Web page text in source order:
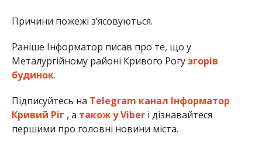
Причини пожежі з’ясовуються.
Раніше Інформатор писав про те, що у
Металургійному районі Кривого Рогузгорів
будинок.
Підписуйтесь на Telegram канал Інформатор
Кривий Ріг , а також у Viberі дізнавайтеся
першими про головні новини міста.